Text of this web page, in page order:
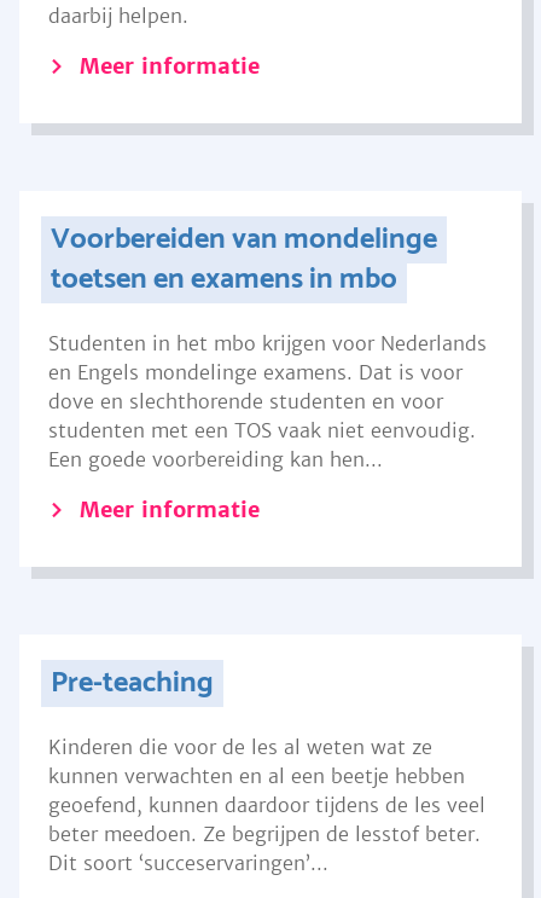
daarbij helpen.
Meer informatie
Voorbereiden van mondelinge
toetsen en examens in mbo
Studenten in het mbo krijgen voor Nederlands
en Engels mondelinge examens. Dat is voor
dove en slechthorende studenten en voor
studenten met een TOS vaak niet eenvoudig.
Een goede voorbereiding kan hen...
Meer informatie
Pre-teaching
Kinderen die voor de les al weten wat ze
kunnen verwachten en al een beetje hebben
geoefend, kunnen daardoor tijdens de les veel
beter meedoen. Ze begrijpen de lesstof beter.
Dit soort ‘succeservaringen’...